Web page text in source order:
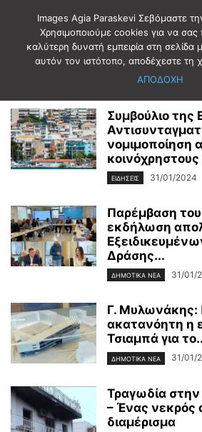
Αρχική 2024 Ιανουάριος 31
Ημερήσιο Αρχείο:
Συμβούλιο της
νομιμοποίηση
ΕΙΔΗΣΕΙΣ 31/01/2024
Παρέμβαση
εκδήλωση
Δράσης...
ΔΗΜΟΤΙΚΑ ΝΕΑ 31/01/
Γ. Μυλωνάκης:
ακατανόητη η
Τσιαμπά για
ΔΗΜΟΤΙΚΑ ΝΕΑ 31/01/
Τραγωδία
– Ένας νεκρός
διαμέρισμα
Images Agia Paraskevi Σεβόμαστε
Χρησιμοποιούμε cookies για να
καλύτερη δυνατή εμπειρία στη σελίδα
αυτόν τον ιστότοπο, αποδέχεστε
ΑΠΟΔΟΧΗ